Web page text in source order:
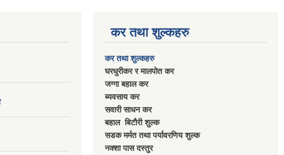
कर तथा शुल्कहरु
कर तथा शुल्कहरु
घरधुरीकर र मालपाेत कर
जग्गा बहाल कर
ब्यवसाय कर
सवारी साधन कर
बहाल बिटाैरी शुल्क
सडक मर्मत तथा पर्यावरणिय शुल्क
नक्शा पास दस्तुर